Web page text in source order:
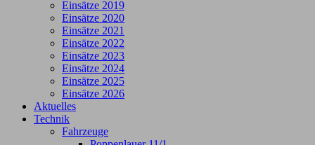
Einsätze 2019
Einsätze 2020
Einsätze 2021
Einsätze 2022
Einsätze 2023
Einsätze 2024
Einsätze 2025
Einsätze 2026
Aktuelles
Technik
Fahrzeuge